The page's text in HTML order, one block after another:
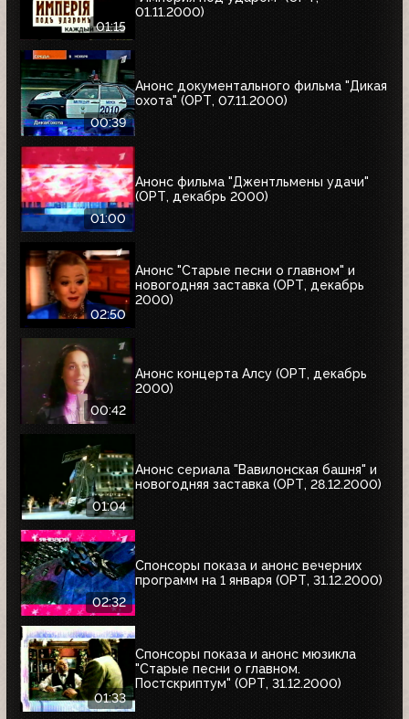
01:15
01.11.2000)
00:39
Анонс документального фильма "Дикая
охота" (ОРТ, 07.11.2000)
01:00
Анонс фильма "Джентльмены удачи"
(ОРТ, декабрь 2000)
02:50
Анонс "Старые песни о главном" и
новогодняя заставка (ОРТ, декабрь
2000)
00:42
Анонс концерта Алсу (ОРТ, декабрь
2000)
01:04
Анонс сериала "Вавилонская башня" и
новогодняя заставка (ОРТ, 28.12.2000)
02:32
Спонсоры показа и анонс вечерних
программ на 1 января (ОРТ, 31.12.2000)
01:33
Спонсоры показа и анонс мюзикла
"Старые песни о главном.
Постскриптум" (ОРТ, 31.12.2000)